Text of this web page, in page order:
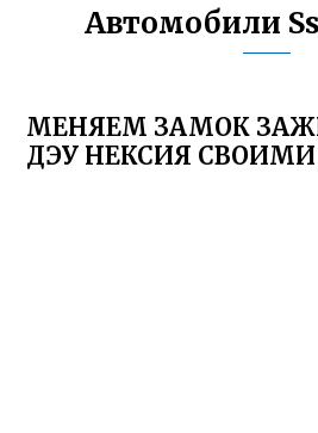
Автомобили
МЕНЯЕМ ЗАМОК
ДЭУ НЕКСИЯ